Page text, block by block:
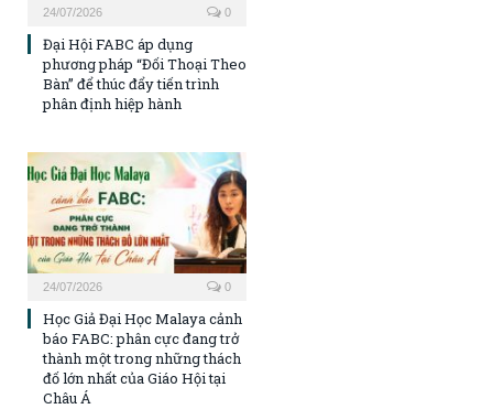
24/07/2026 0
Đại Hội FABC áp dụng
phương pháp “Đối Thoại Theo
Bàn” để thúc đẩy tiến trình
phân định hiệp hành
24/07/2026 0
Học Giả Đại Học Malaya cảnh
báo FABC: phân cực đang trở
thành một trong những thách
đố lớn nhất của Giáo Hội tại
Châu Á